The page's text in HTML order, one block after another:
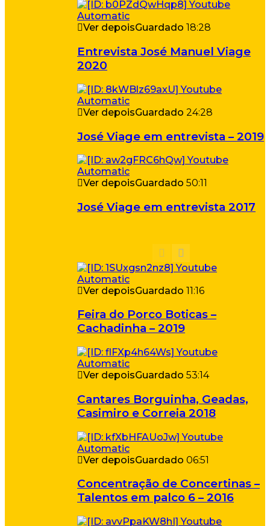
Ver depoisGuardado 18:28
Entrevista José Manuel Viage
2020
Ver depoisGuardado 24:28
José Viage em entrevista – 2019
Ver depoisGuardado 50:11
José Viage em entrevista 2017
Ver depoisGuardado 11:16
Feira do Porco Boticas –
Cachadinha – 2019
Ver depoisGuardado 53:14
Cantares Borguinha, Geadas,
Casimiro e Correia 2018
Ver depoisGuardado 06:51
Concentração de Concertinas –
Talentos em palco 6 – 2016